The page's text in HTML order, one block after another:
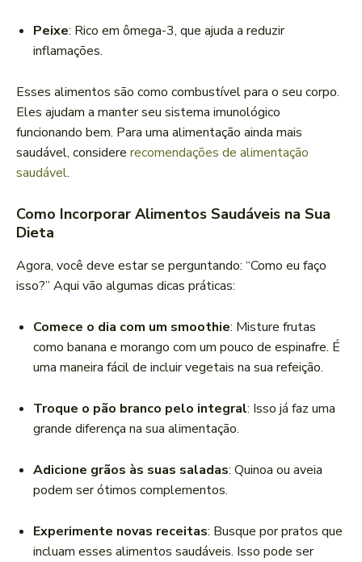
Peixe: Rico em ômega-3, que ajuda a reduzir
inflamações.
Esses alimentos são como combustível para o seu corpo.
Eles ajudam a manter seu sistema imunológico
funcionando bem. Para uma alimentação ainda mais
saudável, considere recomendações de alimentação
saudável.
Como Incorporar Alimentos Saudáveis na Sua
Dieta
Agora, você deve estar se perguntando: “Como eu faço
isso?” Aqui vão algumas dicas práticas:
Comece o dia com um smoothie: Misture frutas
como banana e morango com um pouco de espinafre. É
uma maneira fácil de incluir vegetais na sua refeição.
Troque o pão branco pelo integral: Isso já faz uma
grande diferença na sua alimentação.
Adicione grãos às suas saladas: Quinoa ou aveia
podem ser ótimos complementos.
Experimente novas receitas: Busque por pratos que
incluam esses alimentos saudáveis. Isso pode ser